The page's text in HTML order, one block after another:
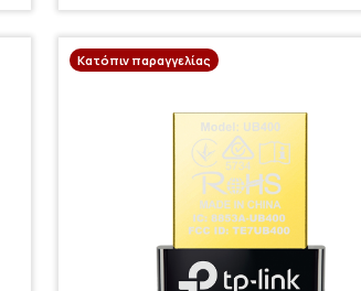
Κατόπιν παραγγελίας